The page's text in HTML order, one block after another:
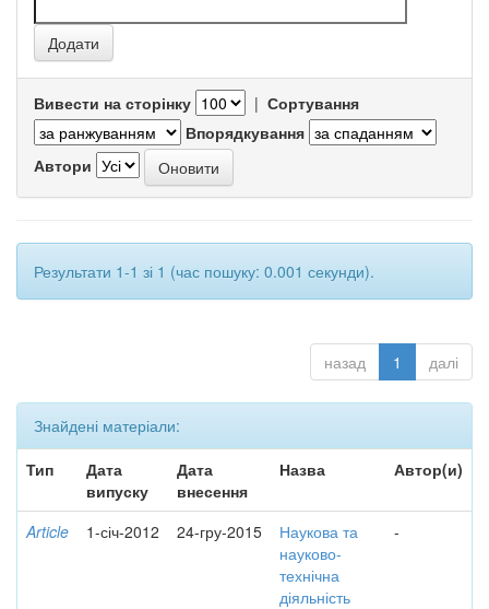
Вивести на сторінку | Сортування
Впорядкування
Автори
Результати 1-1 зі 1 (час пошуку: 0.001 секунди).
назад 1 далі
Знайдені матеріали:
Тип
Дата
випуску
Дата
внесення
Назва Автор(и)
Article 1-січ-2012 24-гру-2015
Наукова та
науково-
технічна
діяльність
-